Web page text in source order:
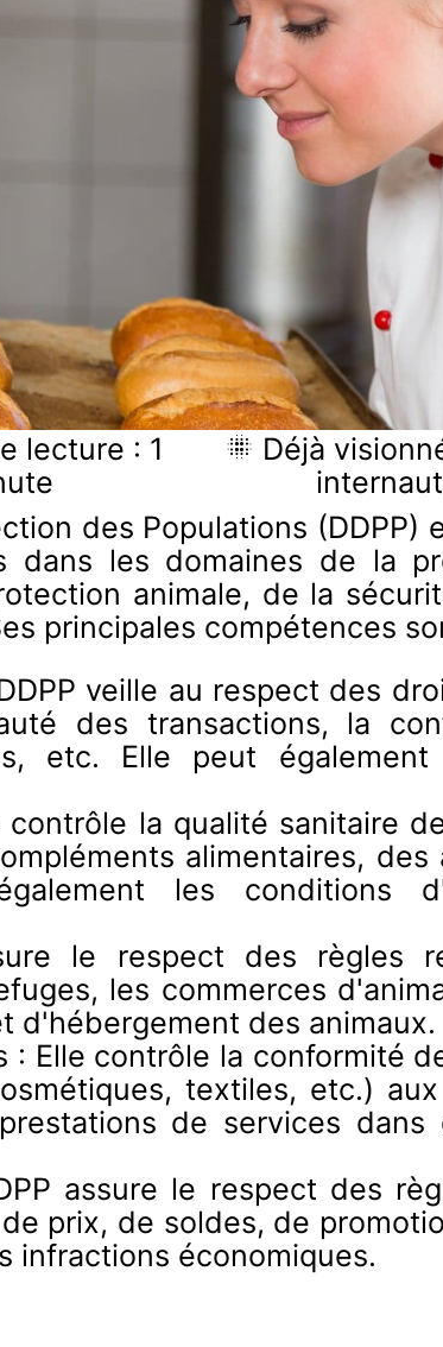
lecture : 1
Déjà
des Populations
dans les domaines de la
animale, de la
principales compétences
veille au respect des
des transactions, la
etc. Elle peut
la qualité sanitaire
alimentaires,
les conditions
le respect des règles
les commerces
d'hébergement des animaux.
Elle contrôle la conformité
textiles, etc.)
de services dans
assure le respect des
prix, de soldes, de
infractions économiques.